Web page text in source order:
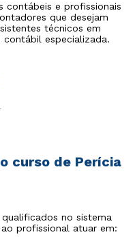
contábeis e profissionais
que desejam
técnicos em
contábil especializada.
curso de Perícia
no sistema
profissional atuar em: